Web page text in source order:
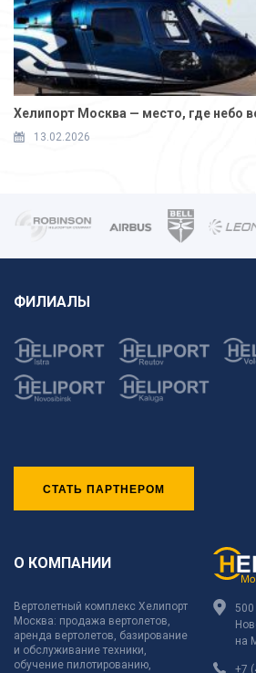
Хелипорт Москва — место, где небо
13.02.2026
ФИЛИАЛЫ
СТАТЬ ПАРТНЕРОМ
О КОМПАНИИ
Вертолетный комплекс Хелипорт
Москва: продажа вертолетов,
аренда вертолетов, базирование
и обслуживание техники,
обучение пилотированию,
на
+7